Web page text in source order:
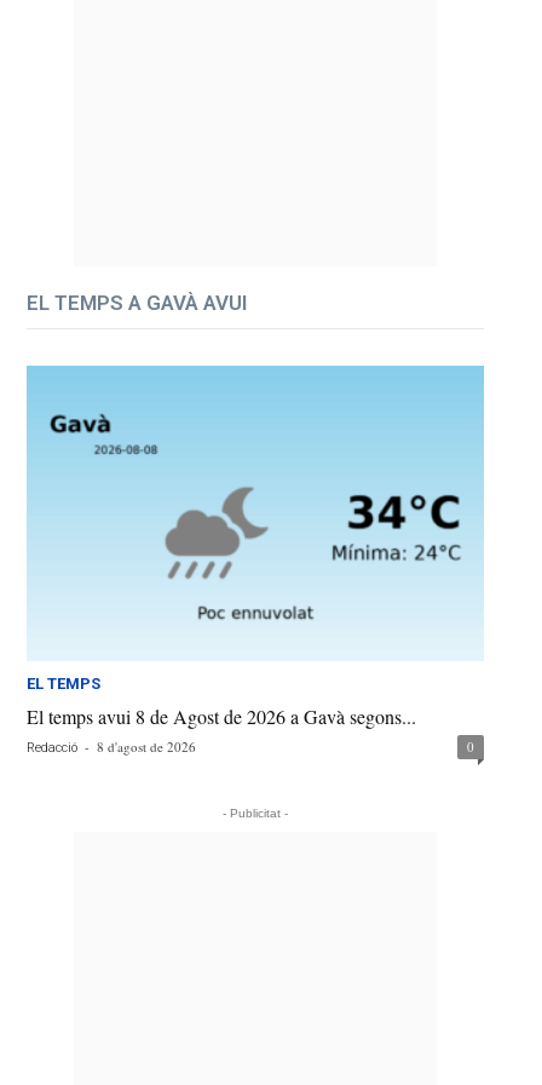
EL TEMPS A GAVÀ AVUI
EL TEMPS
El temps avui 8 de Agost de 2026 a Gavà segons...
Redacció - 8 d'agost de 2026 0
- Publicitat -